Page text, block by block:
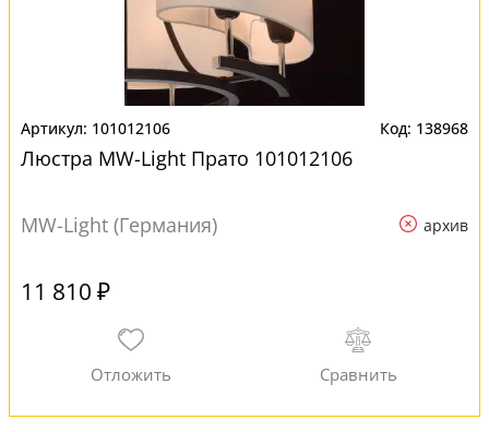
101012106 138968
Люстра MW-Light Прато 101012106
MW-Light (Германия) архив
11 810 ₽